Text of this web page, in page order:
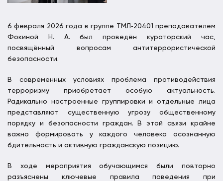
6 февраля 2026 года в группе ТМЛ‑20401 преподавателем
Фокиной Н. А. был проведён кураторский час,
посвящённый вопросам антитеррористической
безопасности.
В современных условиях проблема противодействия
терроризму приобретает особую актуальность.
Радикально настроенные группировки и отдельные лица
представляют существенную угрозу общественному
порядку и безопасности граждан. В этой связи крайне
важно формировать у каждого человека осознанную
бдительность и активную гражданскую позицию.
В ходе мероприятия обучающимся были повторно
разъяснены ключевые правила поведения при